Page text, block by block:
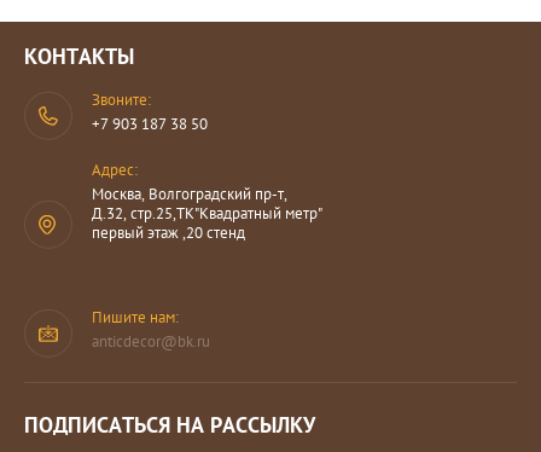
КОНТАКТЫ
Звоните:
+7 903 187 38 50
Адрес:
Москва, Волгоградский пр-т,
Д.32, стр.25,ТК"Квадратный метр"
первый этаж ,20 стенд
Пишите нам:
anticdecor@bk.ru
ПОДПИСАТЬСЯ НА РАССЫЛКУ